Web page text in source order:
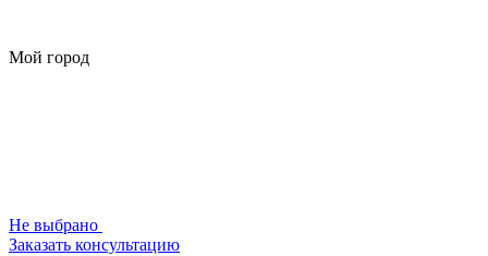
Мой город
Не выбрано
Заказать консультацию